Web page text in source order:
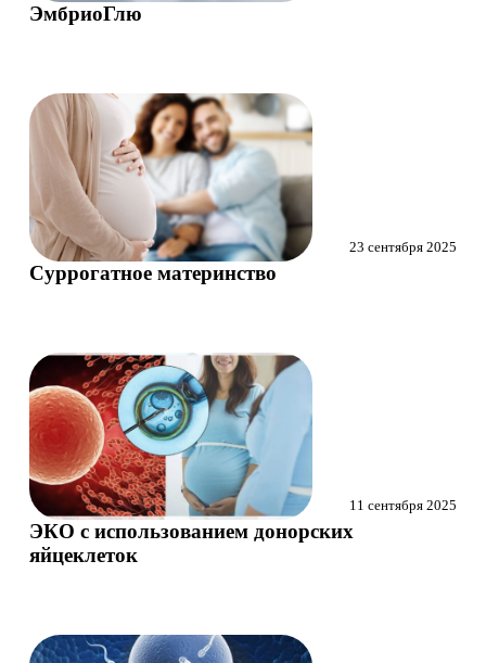
Маммолог
Полезные статьи и видео
ЭмбриоГлю
Суррогатное материнство
23 сентября 2025
ЭКО с использованием донорских
яйцеклеток
11 сентября 2025